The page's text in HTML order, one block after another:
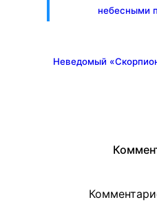
небесными
Неведомый